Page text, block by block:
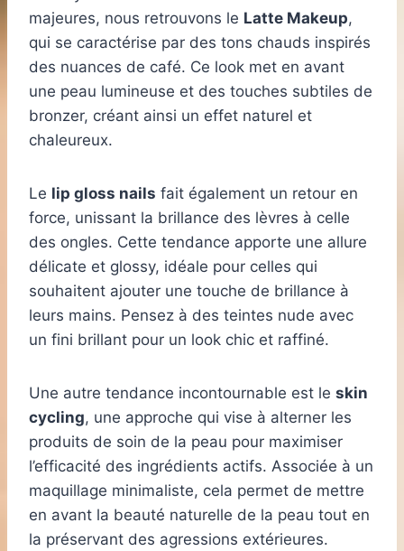
majeures, nous retrouvons le Latte Makeup,
qui se caractérise par des tons chauds inspirés
des nuances de café. Ce look met en avant
une peau lumineuse et des touches subtiles de
bronzer, créant ainsi un effet naturel et
chaleureux.
Le lip gloss nails fait également un retour en
force, unissant la brillance des lèvres à celle
des ongles. Cette tendance apporte une allure
délicate et glossy, idéale pour celles qui
souhaitent ajouter une touche de brillance à
leurs mains. Pensez à des teintes nude avec
un fini brillant pour un look chic et raffiné.
Une autre tendance incontournable est le skin
cycling, une approche qui vise à alterner les
produits de soin de la peau pour maximiser
l’efficacité des ingrédients actifs. Associée à un
maquillage minimaliste, cela permet de mettre
en avant la beauté naturelle de la peau tout en
la préservant des agressions extérieures.